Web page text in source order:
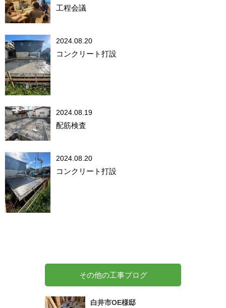
工程会議
2024.08.20
コンクリート打設
2024.08.19
配筋検査
2024.08.20
コンクリート打設
その他の工事ブログ
白井市OE様邸